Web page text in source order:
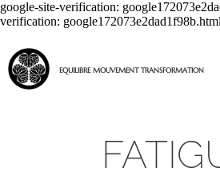
google-site-verification:
verification: google172073e2dad1f98b.html
EQUILIBRE MOUVEMENT TRANSFORMATION